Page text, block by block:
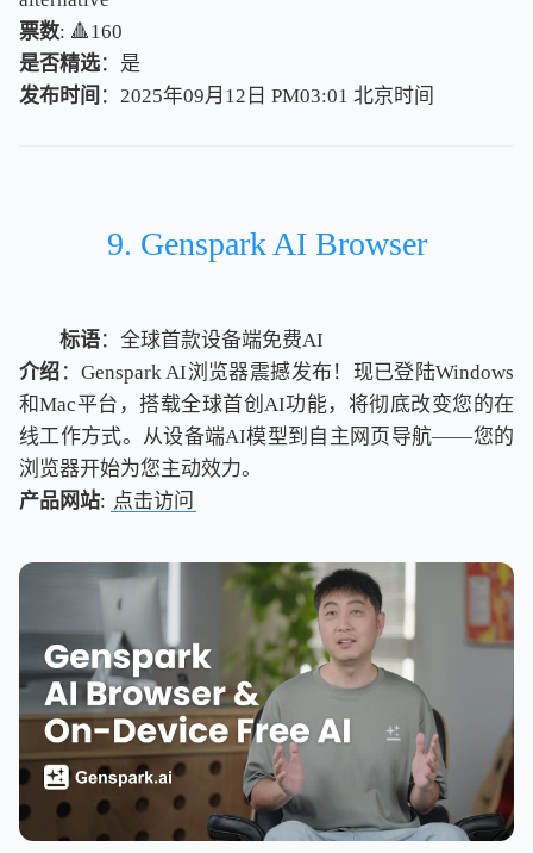
票数: 🔺160
是否精选：是
发布时间 ：2025年09月12日 PM03:01 北京时间
北京时间
9. Genspark AI Browser
标语：全球首款设备端免费AI
介绍 ：Genspark AI浏览器震撼发布！现已登陆Windows
和Mac平台，搭载全球首创AI功能，将彻底改变您的在
线工作方式。从设备端AI模型到自主网页导航——您的
浏览器开始为您主动效力。
产品网站: 点击访问